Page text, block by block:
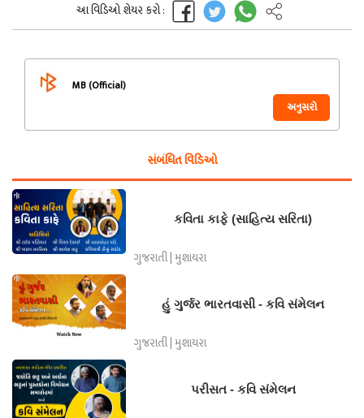
આ વિડિઓ શેયર કરો :
MB (Official)
અનુસરો
સંબંધિત વિડિઓ
કવિતા કાફે (સાહિત્ય સરિતા)
ગુજરાતી | મુશાયરા
હું ગુર્જર ભારતવાસી - કવિ સંમેલન
ગુજરાતી | મુશાયરા
પરીસત - કવિ સંમેલન